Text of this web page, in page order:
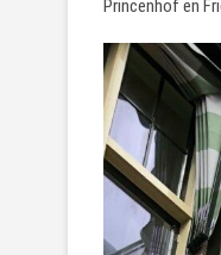
Princenhof en